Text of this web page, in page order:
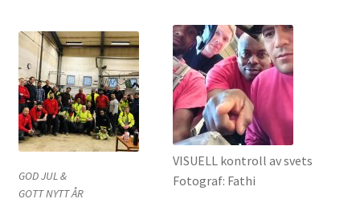
GOD JUL &
GOTT NYTT ÅR
VISUELL kontroll av svets
Fotograf: Fathi